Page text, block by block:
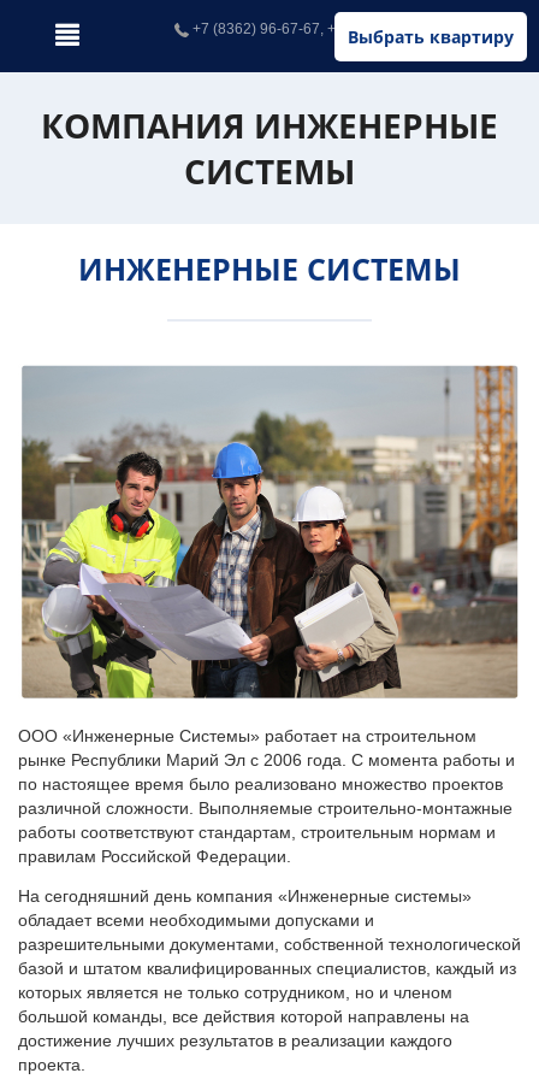
Выбрать квартиру
+7 (8362) 96-67-67, +7 (902) 326-67-67
КОМПАНИЯ ИНЖЕНЕРНЫЕ
СИСТЕМЫ
ИНЖЕНЕРНЫЕ СИСТЕМЫ
ООО «Инженерные Системы» работает на строительном
рынке Республики Марий Эл с 2006 года. С момента работы и
по настоящее время было реализовано множество проектов
различной сложности. Выполняемые строительно-монтажные
работы соответствуют стандартам, строительным нормам и
правилам Российской Федерации.
На сегодняшний день компания «Инженерные системы»
обладает всеми необходимыми допусками и
разрешительными документами, собственной технологической
базой и штатом квалифицированных специалистов, каждый из
которых является не только сотрудником, но и членом
большой команды, все действия которой направлены на
достижение лучших результатов в реализации каждого
проекта.